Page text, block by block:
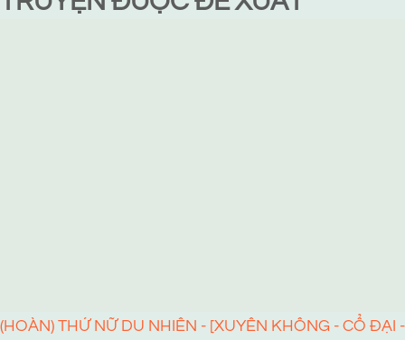
(HOÀN) THỨ NỮ DU NHIÊN - [XUYÊN KHÔNG - CỔ ĐẠI -